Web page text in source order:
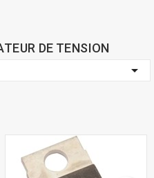
DE TENSION
